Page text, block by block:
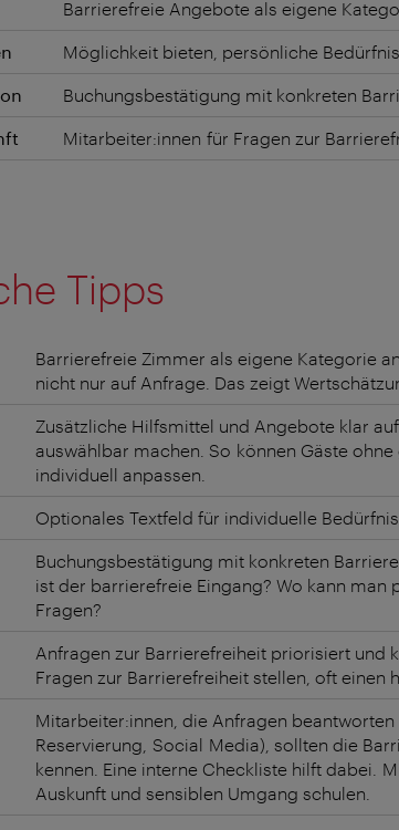
Barrierefreie Angebote als eigene
Möglichkeit bieten, persönliche
Buchungsbestätigung mit konkreten
Mitarbeiter:innen für Fragen zur
Tipps
Barrierefreie Zimmer als eigene Kategorie
nicht nur auf Anfrage. Das zeigt
Zusätzliche Hilfsmittel und Angebote klar
auswählbar machen. So können Gäste
individuell anpassen.
Optionales Textfeld für individuelle
Buchungsbestätigung mit konkreten
ist der barrierefreie Eingang? Wo kann man
Fragen?
Anfragen zur Barrierefreiheit priorisiert und
Fragen zur Barrierefreiheit stellen, oft einen
Mitarbeiter:innen, die Anfragen beantworten
Reservierung, Social Media), sollten die
kennen. Eine interne Checkliste hilft dabei.
Auskunft und sensiblen Umgang schulen.